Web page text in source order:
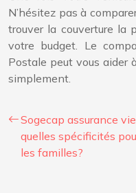
N’hésitez pas à
trouver la couverture la
votre budget. Le
Postale peut vous aider
simplement.
Sogecap assurance
quelles spécificités
les familles?